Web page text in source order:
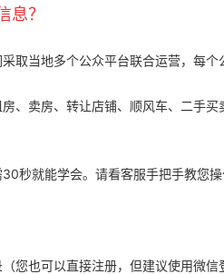
息？
取当地多个公众平台联合运营，每
、卖房、转让店铺、顺风车、二手
秒就能学会。请看客服手把手教您
您也可以直接注册，但建议使用微信